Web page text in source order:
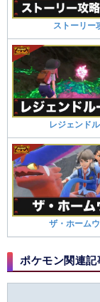
ストーリー
レジェンド
ザ・ホーム
ポケモン関連記